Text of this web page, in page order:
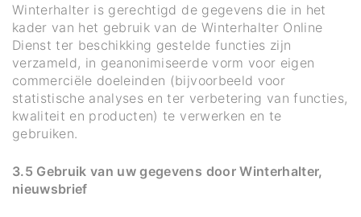
Winterhalter is gerechtigd de gegevens die in het
kader van het gebruik van de Winterhalter Online
Dienst ter beschikking gestelde functies zijn
verzameld, in geanonimiseerde vorm voor eigen
commerciële doeleinden (bijvoorbeeld voor
statistische analyses en ter verbetering van functies,
kwaliteit en producten) te verwerken en te
gebruiken.
3.5 Gebruik van uw gegevens door Winterhalter,
nieuwsbrief